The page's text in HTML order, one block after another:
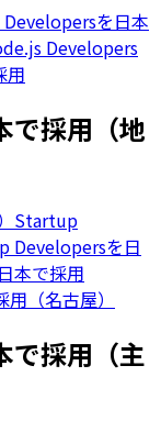
を日本
Developers
用
採用（地
Startup
Developersを日
本で採用
（名古屋）
採用（主